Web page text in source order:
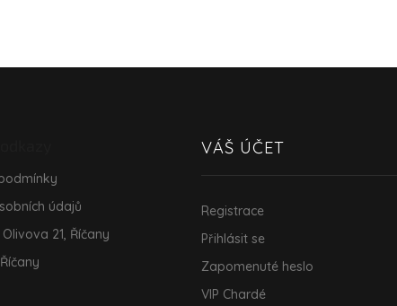
údajů
21, Říčany
VÁŠ ÚČET
Registrace
Přihlásit se
Zapomenuté heslo
VIP Chardé